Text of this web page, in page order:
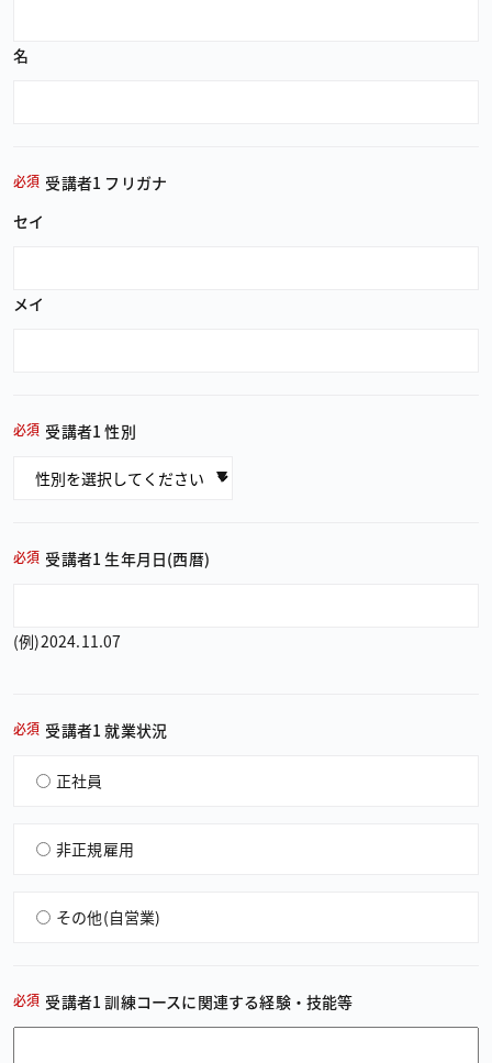
名
必須 受講者1 フリガナ
セイ
メイ
必須 受講者1 性別
必須 受講者1 生年月日（西暦）
（例）2024.11.07
必須 受講者1 就業状況
正社員
非正規雇用
その他（自営業）
必須 受講者1 訓練コースに関連する経験・技能等